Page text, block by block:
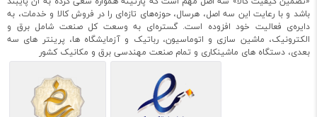
مناسب
همان طور که می دانید ماژول ها از نظر توان تنوع بالایی دارند و هر
چه توان ماژول بیشتر باشد قیمت آن نیز بیشتر خواهد بود لذا هنگام
خرید باید با توجه به نیاز کار خود اقدام کنید تا متحمل هزینه اضافی
نشوید. ابتدا باید مشخص کنید که لیزر را برای فرآیند حکاکی
باشد و با رعایت این سه اصل، هرسال، حوزه‌های تازه‌ای را در فروش کالا و خدمات، به
دایره‌ی فعالیت خود افزوده است. گستره‌ای به وسعت کل صنعت شامل برق و
الکترونیک، ماشین سازی و اتوماسیون، رباتیک و آزمایشگاه ها، پرینتر های سه
بعدی، دستگاه های ماشینکاری و تمام صنعت مهندسی برق و مکانیک کشور